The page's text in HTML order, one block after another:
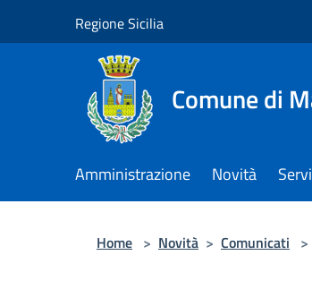
Regione Sicilia
Comune di
Amministrazione Novità
Home > Novità > Comunicati >